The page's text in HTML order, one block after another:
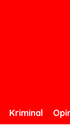
Kriminal